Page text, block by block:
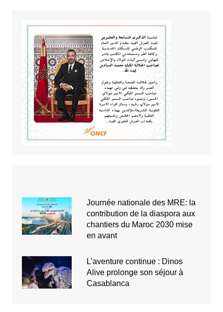
Journée nationale des MRE: la
contribution de la diaspora aux
chantiers du Maroc 2030 mise
en avant
L’aventure continue : Dinos
Alive prolonge son séjour à
Casablanca